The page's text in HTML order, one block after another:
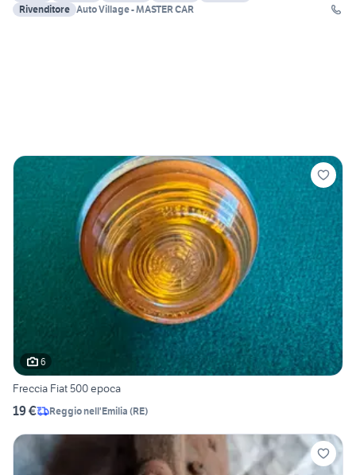
Rivenditore Auto Village - MASTER CAR
6
Freccia Fiat 500 epoca
19 € Reggio nell'Emilia (RE)